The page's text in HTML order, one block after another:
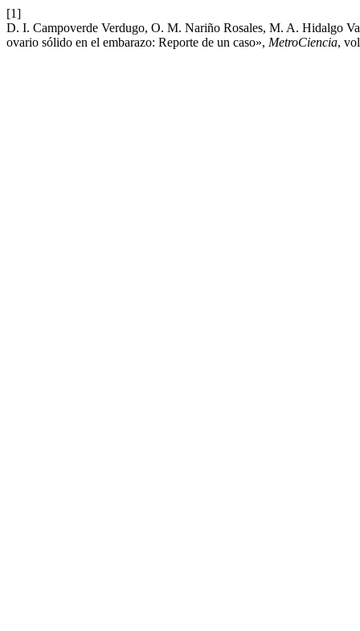
[1]
D. I. Campoverde Verdugo, O. M. Nariño Rosales, M. A. Hidalgo
ovario sólido en el embarazo: Reporte de un caso», MetroCiencia,